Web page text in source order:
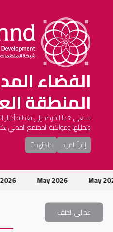
الفضاء
المنطقة
يسعى هذا المرصد إلى تغطية أخبار
وتحليلها ومواكبة المجتمع المدني
إقرأ المزيد
English
May 2026 May
عد الى الخلف